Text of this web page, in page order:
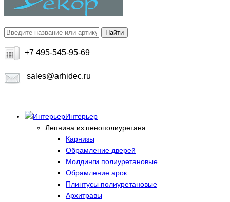
+7 495-545-95-69
sales@arhidec.ru
Интерьер
Лепнина из пенополиуретана
Карнизы
Обрамление дверей
Молдинги полиуретановые
Обрамление арок
Плинтусы полиуретановые
Архитравы